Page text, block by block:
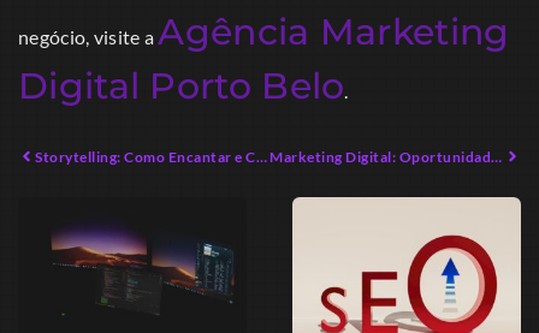
negócio, visite aAgência Marketing
Digital Porto Belo.
Storytelling: Como Encantar e Conectar Emocionalmente Marketing Digital: Oportunidades Inovadoras para Empreendedores